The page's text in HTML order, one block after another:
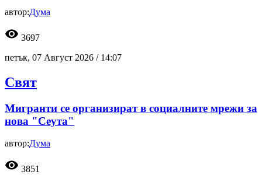
автор:Дума
visibility 3697
петък, 07 Август 2026 / 14:07
Свят
Мигранти се организират в социалните мрежи за
нова "Сеута"
автор:Дума
visibility 3851